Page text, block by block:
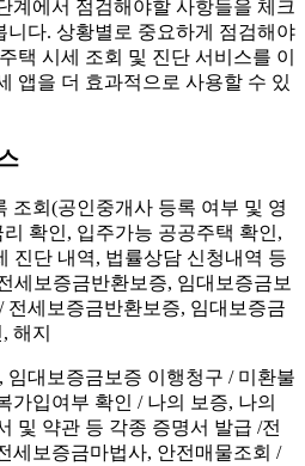
계에서 점검해야할 사항들을 체크
니다. 상황별로 중요하게 점검해야
택 시세 조회 및 진단 서비스를 이
앱을 더 효과적으로 사용할 수 있
조회(공인중개사 등록 여부 및 영
확인, 입주가능 공공주택 확인,
진단 내역, 법률상담 신청내역 등
세보증금반환보증, 임대보증금보
전세보증금반환보증, 임대보증금
해지
임대보증금보증 이행청구 / 미환불
가입여부 확인 / 나의 보증, 나의
및 약관 등 각종 증명서 발급 /전
세보증금마법사, 안전매물조회 /